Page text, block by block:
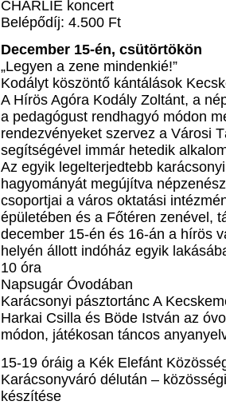
CHARLIE koncert
Belépődíj: 4.500 Ft
December 15-én, csütörtökön
„Legyen a zene mindenkié!”
Kodályt köszöntő kántálások
A Hírös Agóra Kodály Zoltánt, a
a pedagógust rendhagyó módon
rendezvényeket szervez a Városi
segítségével immár hetedik
Az egyik legelterjedtebb
hagyományát megújítva
csoportjai a város oktatási
épületében és a Főtéren zenével,
december 15-én és 16-án a hírös
helyén állott indóház egyik
10 óra
Napsugár Óvodában
Karácsonyi pásztortánc A
Harkai Csilla és Böde István az
módon, játékosan táncos
15-19 óráig a Kék Elefánt
Karácsonyváró délután –
készítése